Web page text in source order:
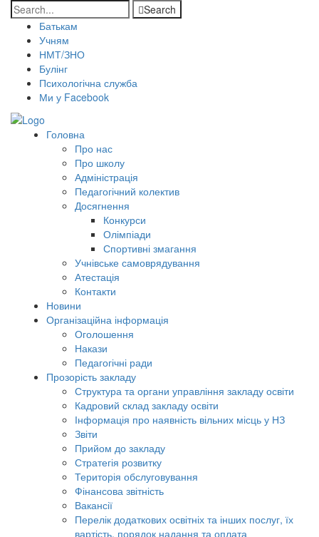
Search
Батькам
Учням
НМТ/ЗНО
Булінг
Психологічна служба
Ми у Facebook
Головна
Про нас
Про школу
Адміністрація
Педагогічний колектив
Досягнення
Конкурси
Олімпіади
Спортивні змагання
Учнівське самоврядування
Атестація
Контакти
Новини
Організаційна інформація
Оголошення
Накази
Педагогічні ради
Прозорість закладу
Структура та органи управління закладу освіти
Кадровий склад закладу освіти
Інформація про наявність вільних місць у НЗ
Звіти
Прийом до закладу
Стратегія розвитку
Територія обслуговування
Фінансова звітність
Вакансії
Перелік додаткових освітніх та інших послуг, їх
вартість, порядок надання та оплата